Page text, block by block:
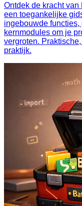
Ontdek de kracht van
een toegankelijke
ingebouwde
kernmodules om je
vergroten.
praktijk.